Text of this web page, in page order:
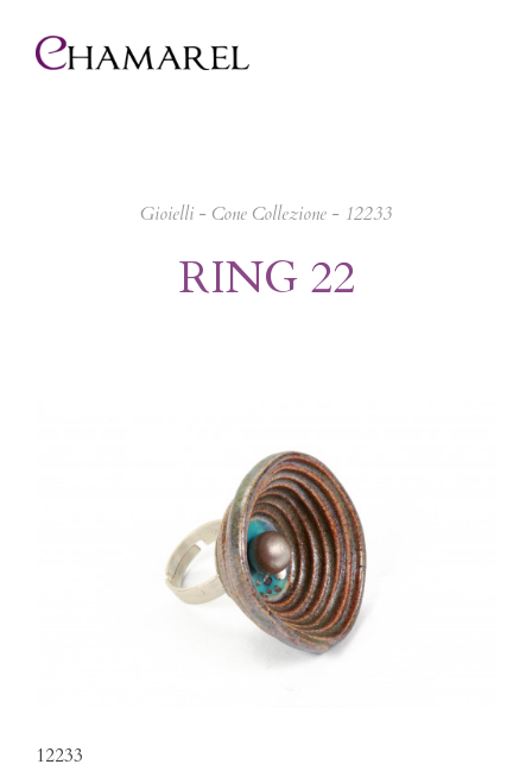
Gioielli - Cone Collezione - 12233
RING 22
12233